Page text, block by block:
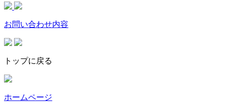
お問い合わせ内容
トップに戻る
ホームページ